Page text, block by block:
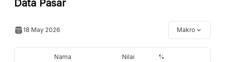
Data Pasar
18 May 2026 Makro
Nama Nilai %